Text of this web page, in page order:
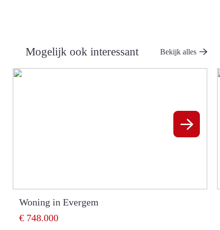
Mogelijk ook interessant Bekijk alles
Woning in Evergem
€ 748.000